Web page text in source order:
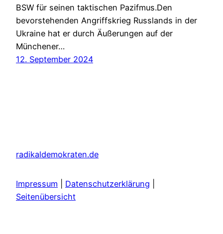
BSW für seinen taktischen Pazifmus.Den
bevorstehenden Angriffskrieg Russlands in der
Ukraine hat er durch Äußerungen auf der
Münchener…
12. September 2024
radikaldemokraten.de
Impressum Datenschutzerklärung
Seitenübersicht